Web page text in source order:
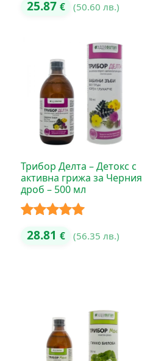
25.87 € (50.60 лв.)
Трибор Делта – Детокс с
активна грижа за Черния
дроб – 500 мл
Оценено с
28.81 € (56.35 лв.)